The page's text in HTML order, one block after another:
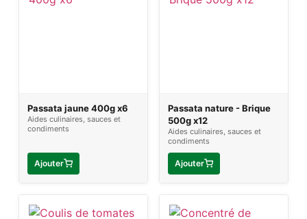
Passata jaune 400g x6
Aides culinaires, sauces et
condiments
Ajouter
Passata nature - Brique
500g x12
Aides culinaires, sauces et
condiments
Ajouter